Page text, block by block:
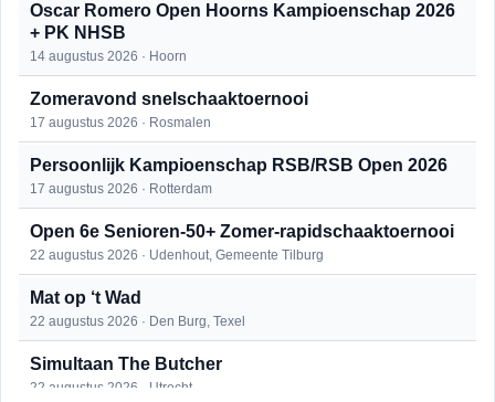
Oscar Romero Open Hoorns Kampioenschap 2026
+ PK NHSB
14 augustus 2026 · Hoorn
Zomeravond snelschaaktoernooi
17 augustus 2026 · Rosmalen
Persoonlijk Kampioenschap RSB/RSB Open 2026
17 augustus 2026 · Rotterdam
Open 6e Senioren-50+ Zomer-rapidschaaktoernooi
22 augustus 2026 · Udenhout, Gemeente Tilburg
Mat op ‘t Wad
22 augustus 2026 · Den Burg, Texel
Simultaan The Butcher
22 augustus 2026 · Utrecht